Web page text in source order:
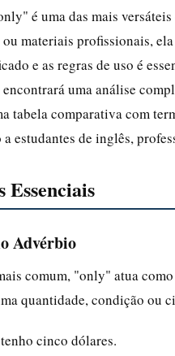
é uma das mais
ou materiais profissionais,
e as regras de uso é
uma análise
tabela comparativa com
estudantes de inglês,
Essenciais
Advérbio
comum, "only" atua
quantidade, condição ou
cinco dólares.